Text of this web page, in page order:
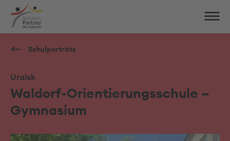
Schulporträts
Uralsk
Waldorf-Orientierungsschule –
Gymnasium